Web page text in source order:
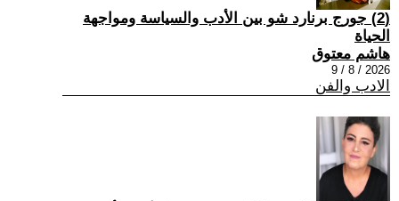
(2) جورج برنارد شو بين الأدب والسياسة ومواجهة
الحياة
هاشم معتوق
2026 / 8 / 9
الادب والفن